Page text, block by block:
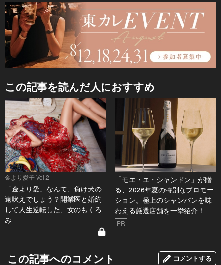
この記事を読んだ人におすすめ
金より愛子 Vol.2
「金より愛」なんて、負け犬の
遠吠えでしょう？開業医と婚約
して人生逆転した、女のもくろ
み
「モエ・エ・シャンドン」が贈
る、2026年夏の特別なプロモー
ション。極上のシャンパンを味
わえる厳選店舗を一挙紹介！
PR
この記事へのコメント コメントする